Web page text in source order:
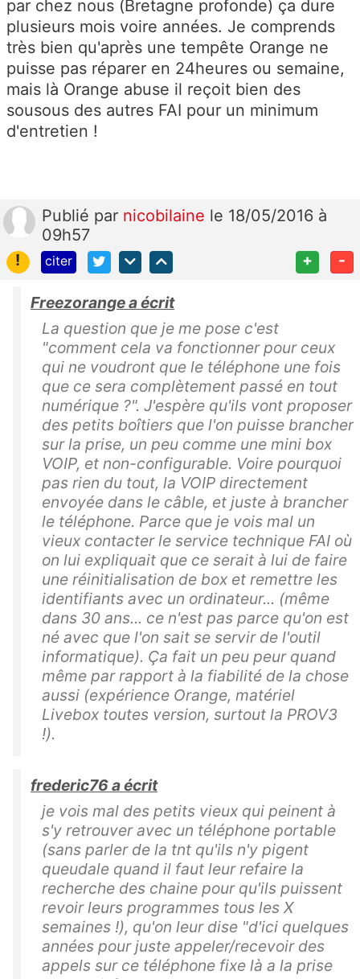
par chez nous (Bretagne profonde) ça dure
plusieurs mois voire années. Je comprends
très bien qu'après une tempête Orange ne
puisse pas réparer en 24heures ou semaine,
mais là Orange abuse il reçoit bien des
sousous des autres FAI pour un minimum
d'entretien !
Publié par nicobilaine le 18/05/2016 à
09h57
!
citer + -
Freezorange a écrit
La question que je me pose c'est
"comment cela va fonctionner pour ceux
qui ne voudront que le téléphone une fois
que ce sera complètement passé en tout
numérique ?". J'espère qu'ils vont proposer
des petits boîtiers que l'on puisse brancher
sur la prise, un peu comme une mini box
VOIP, et non-configurable. Voire pourquoi
pas rien du tout, la VOIP directement
envoyée dans le câble, et juste à brancher
le téléphone. Parce que je vois mal un
vieux contacter le service technique FAI où
on lui expliquait que ce serait à lui de faire
une réinitialisation de box et remettre les
identifiants avec un ordinateur... (même
dans 30 ans... ce n'est pas parce qu'on est
né avec que l'on sait se servir de l'outil
informatique). Ça fait un peu peur quand
même par rapport à la fiabilité de la chose
aussi (expérience Orange, matériel
Livebox toutes version, surtout la PROV3
!).
frederic76 a écrit
je vois mal des petits vieux qui peinent à
s'y retrouver avec un téléphone portable
(sans parler de la tnt qu'ils n'y pigent
queudale quand il faut leur refaire la
recherche des chaine pour qu'ils puissent
revoir leurs programmes tous les X
semaines !), qu'on leur dise "d'ici quelques
années pour juste appeler/recevoir des
appels sur ce téléphone fixe là a la prise